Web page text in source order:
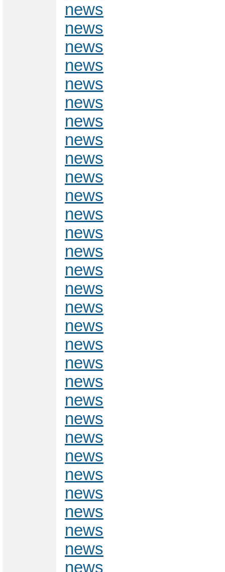
news
news
news
news
news
news
news
news
news
news
news
news
news
news
news
news
news
news
news
news
news
news
news
news
news
news
news
news
news
news
news